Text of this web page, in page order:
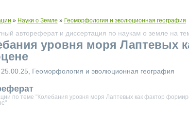
» Науки о Земле » Геоморфология и эволюционная география
автореферат и диссертация по наукам о земле на
уровня моря Лаптевых
Геоморфология и эволюционная география
по теме "Колебания уровня моря Лаптевых как фактор